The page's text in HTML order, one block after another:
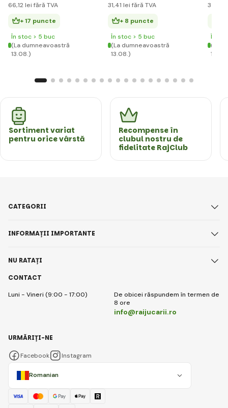
66,12 lei fără TVA
+ 17 puncte
În stoc > 5 buc
(La dumneavoastră
13.08.)
31,41 lei fără TVA
+ 8 puncte
În stoc > 5 buc
(La dumneavoastră
13.08.)
35
În
(La
Sortiment variat
pentru orice vârstă
Recompense în
clubul nostru de
fidelitate RajClub
CONTACT
Luni - Vineri (9:00 - 17:00)
De obicei răspundem în termen de
8 ore
info@raijucarii.ro
CATEGORII
INFORMAȚII IMPORTANTE
NU RATAȚI
Romanian
URMĂRIȚI-NE
Facebook Instagram